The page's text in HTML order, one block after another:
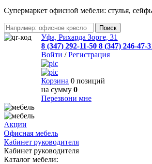
Cупермаркет офисной мебели: стулья,
Уфа, Рихарда Зорге, 31
8 (347) 292-11-50 8 (347) 246-47-
Войти /Регистрация
Корзина 0 позиций
на сумму 0
Перезвони мне
Акции
Офисная мебель
Кабинет руководителя
Кабинет руководителя
Каталог мебели: